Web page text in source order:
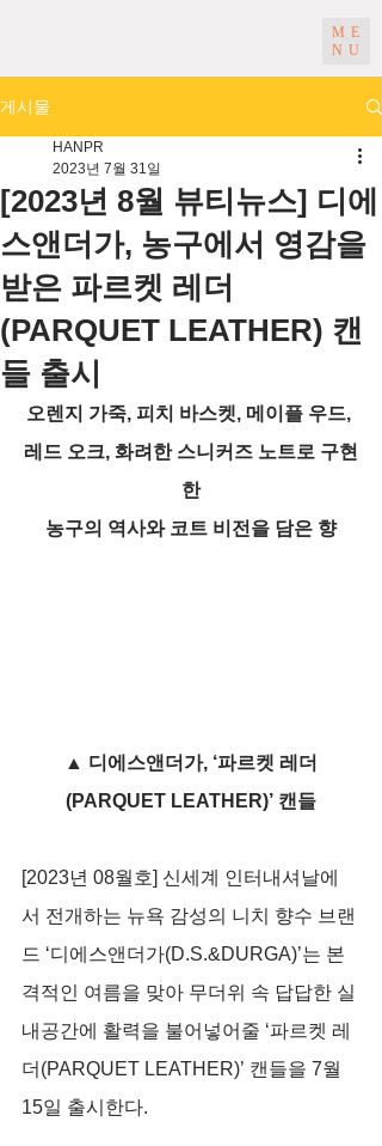
ME
NU
게시물
[2023년 8월 뷰티뉴스] 디에
스앤더가, 농구에서 영감을
받은 파르켓 레더
(PARQUET LEATHER) 캔
들 출시
HANPR
2023년 7월 31일
오렌지 가죽, 피치 바스켓, 메이플 우드,
레드 오크, 화려한 스니커즈 노트로 구현
한
농구의 역사와 코트 비전을 담은 향
▲ 디에스앤더가, ‘파르켓 레더
(PARQUET LEATHER)’ 캔들
[2023년 08월호] 신세계 인터내셔날에
서 전개하는 뉴욕 감성의 니치 향수 브랜
드 ‘디에스앤더가(D.S.&DURGA)’는 본
격적인 여름을 맞아 무더위 속 답답한 실
내공간에 활력을 불어넣어줄 ‘파르켓 레
더(PARQUET LEATHER)’ 캔들을 7월
15일 출시한다.